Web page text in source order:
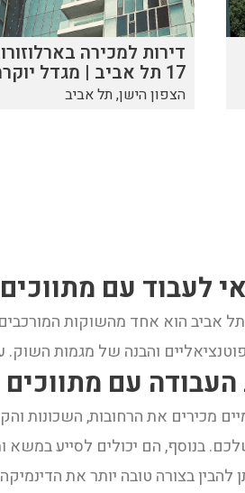
דירות למכירה
17 תל אביב | מגדל יוקרה
הצפון הישן, תל אביב
לעבוד עם
אביב הוא אחד מהשוקות
והבנה של מגמות השוק.
העבודה עם
מכירים את הרחובות, השכונות
בנוסף, הם יכולים לסייע במשא
להבין בצורה טובה יותר את